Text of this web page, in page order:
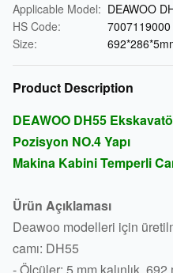
Applicable Model: DEAWOO
HS Code:
7007119000
Size:
Product Description
DEAWOO DH55
Pozisyon NO.4 Yapı
Makina Kabini Temperli
Ürün Açıklaması
Deawoo modelleri için
camı: DH55